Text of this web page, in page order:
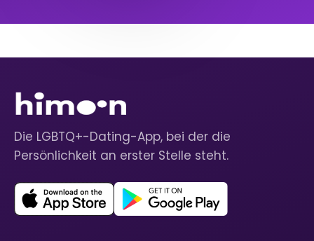
Die LGBTQ+-Dating-App, bei der die
Persönlichkeit an erster Stelle steht.